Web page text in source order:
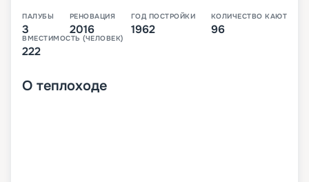
ПАЛУБЫ
3
РЕНОВАЦИЯ
2016
ГОД ПОСТРОЙКИ
1962
КОЛИЧЕСТВО КАЮТ
96
ВМЕСТИМОСТЬ (ЧЕЛОВЕК)
222
О теплоходе